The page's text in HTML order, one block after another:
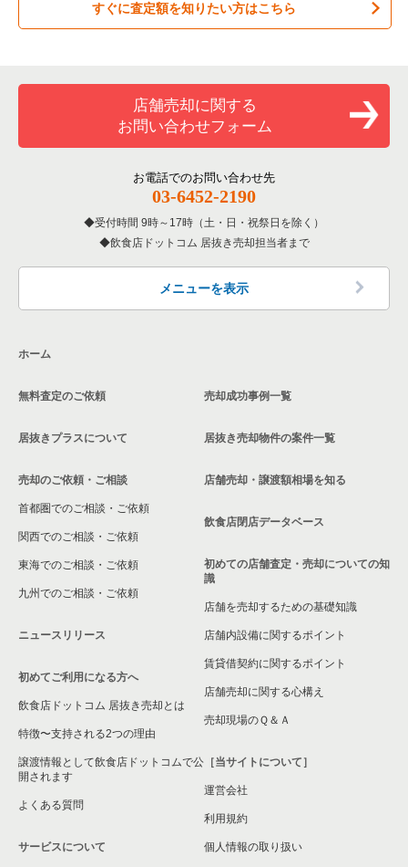
居酒屋・ダイニングバーの居抜き売却物件の案件一覧
洋食の居抜き売却物件の案件一覧
その他の居抜き売却物件の案件一覧
練馬区の飲食店の居抜き売却物件の案件一覧
北区の飲食店の居抜き売却物件の案件一覧
江戸川区の飲食店の居抜き売却物件の案件一覧
墨田区の飲食店の居抜き売却物件の案件一覧
品川区の飲食店の居抜き売却物件の案件一覧
中野区の飲食店の居抜き売却物件の案件一覧
東京23区のお弁当・惣菜・デリの居抜き売却物件の案件一覧
東京23区のバーの居抜き売却物件の案件一覧
東京23区の居酒屋・ダイニングバーの居抜き売却物件の案件一
東京23区の専門料理の居抜き売却物件の案件一覧
東京23区の和食の居抜き売却物件の案件一覧
東京23区の洋食の居抜き売却物件の案件一覧
世田谷区のお弁当・惣菜・デリの居抜き売却物件の案件一覧
世田谷区のバーの居抜き売却物件の案件一覧
世田谷区の居酒屋・ダイニングバーの居抜き売却物件の案件一
世田谷区の和食の居抜き売却物件の案件一覧
世田谷区の洋食の居抜き売却物件の案件一覧
世田谷区のその他の居抜き売却物件の案件一覧
すぐに査定額を知りたい方はこちら
店舗売却に関する
お問い合わせフォーム
お電話でのお問い合わせ先
03-6452-2190
受付時間 9時～17時（土・日・祝祭日を除く）
飲食店ドットコム 居抜き売却担当者まで
メニューを表示
ホーム
無料査定のご依頼
居抜きプラスについて
売却のご依頼・ご相談
首都圏でのご相談・ご依頼
関西でのご相談・ご依頼
東海でのご相談・ご依頼
九州でのご相談・ご依頼
ニュースリリース
初めてご利用になる方へ
飲食店ドットコム 居抜き売却とは
特徴〜支持される2つの理由
譲渡情報として飲食店ドットコムで公
開されます
よくある質問
サービスについて
売却成功事例一覧
居抜き売却物件の案件一覧
店舗売却・譲渡額相場を知る
飲食店閉店データベース
初めての店舗査定・売却についての知
識
店舗を売却するための基礎知識
店舗内設備に関するポイント
賃貸借契約に関するポイント
店舗売却に関する心構え
売却現場のＱ＆Ａ
［当サイトについて］
運営会社
利用規約
個人情報の取り扱い